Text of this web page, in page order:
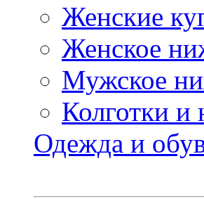
Женские
Женское
Мужское
Колготки и
Одежда и